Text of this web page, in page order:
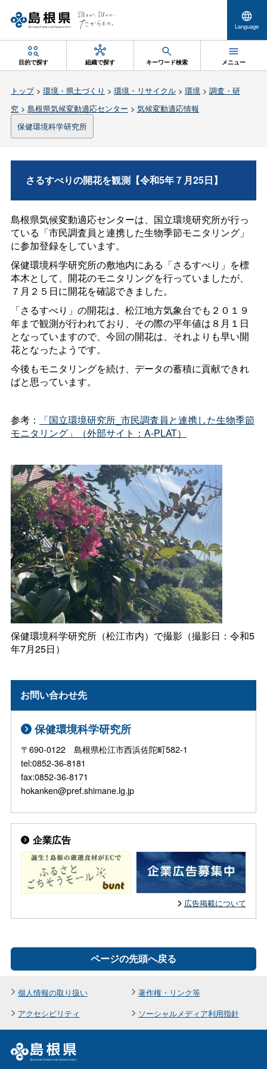
Language
目的で探す 組織で探す キーワード検索 メニュー
トップ> 環境・県土づくり > 環境・リサイクル> 環境> 調査・研
究> 島根県気候変動適応センター > 気候変動適応情報
保健環境科学研究所
さるすべりの開花を観測【令和5年７月25日】
島根県気候変動適応センターは、国立環境研究所が行っ
ている「市民調査員と連携した生物季節モニタリング」
に参加登録をしています。
保健環境科学研究所の敷地内にある「さるすべり」を標
本木として、開花のモニタリングを行っていましたが、
７月２５日に開花を確認できました。
「さるすべり」の開花は、松江地方気象台でも２０１９
年まで観測が行われており、その際の平年値は８月１日
となっていますので、今回の開花は、それよりも早い開
花となったようです。
今後もモニタリングを続け、データの蓄積に貢献できれ
ばと思っています。
参考：
「国立環境研究所_市民調査員と連携した生物季節
モニタリング」（外部サイト：A-PLAT）
保健環境科学研究所（松江市内）で撮影（撮影日：令和5
年7月25日）
お問い合わせ先
保健環境科学研究所
〒690-0122 島根県松江市西浜佐陀町582-1
tel:0852-36-8181
fax:0852-36-8171
hokanken@pref.shimane.lg.jp
企業広告
広告掲載について
ページの先頭へ戻る
個人情報の取り扱い
著作権・リンク等
アクセシビリティ
ソーシャルメディア利用指針